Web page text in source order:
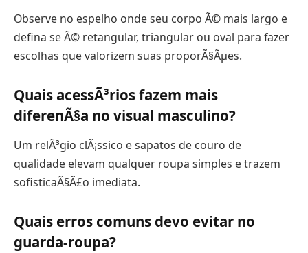
Observe no espelho onde seu corpo Ã© mais largo e
defina se Ã© retangular, triangular ou oval para fazer
escolhas que valorizem suas proporÃ§Ãµes.
Quais acessÃ³rios fazem mais
diferenÃ§a no visual masculino?
Um relÃ³gio clÃ¡ssico e sapatos de couro de
qualidade elevam qualquer roupa simples e trazem
sofisticaÃ§Ã£o imediata.
Quais erros comuns devo evitar no
guarda-roupa?